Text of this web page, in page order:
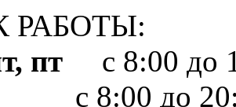
РАБОТЫ:
пт с 8:00 до
8:00 до